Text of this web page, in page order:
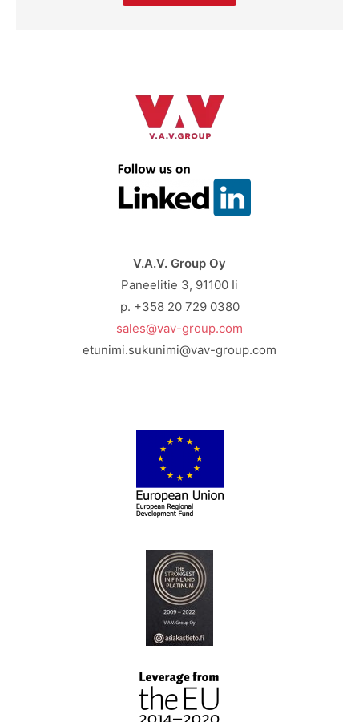
V.A.V. Group Oy
Paneelitie 3, 91100 Ii
p. +358 20 729 0380
sales@vav-group.com
etunimi.sukunimi@vav-group.com